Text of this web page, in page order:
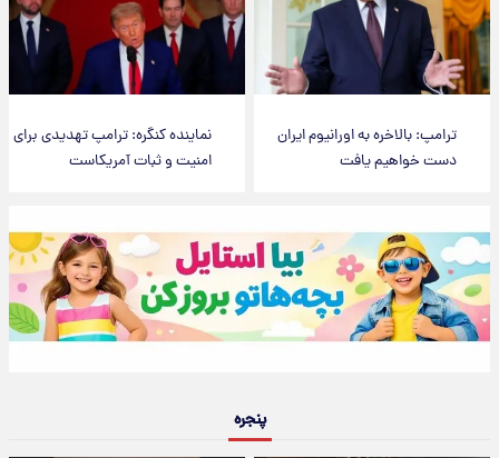
ترامپ: بالاخره به اورانیوم ایران
دست خواهیم یافت
نماینده کنگره: ترامپ تهدیدی برای
امنیت و ثبات آمریکاست
پنجره